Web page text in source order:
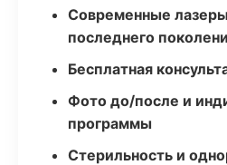
Современные
последнего
Бесплатная
Фото до/после и
программы
Стерильность и